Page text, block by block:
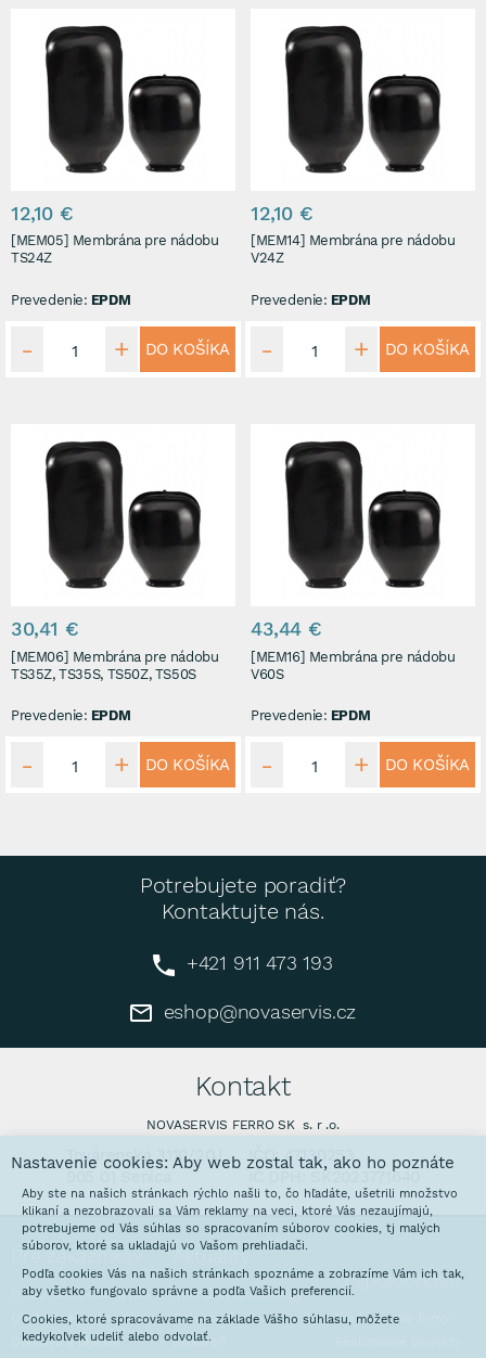
12,10 €
[MEM05] Membrána pre nádobu
TS24Z
Prevedenie: EPDM
DO KOŠÍKA
12,10 €
[MEM14] Membrána pre nádobu
V24Z
Prevedenie: EPDM
DO KOŠÍKA
30,41 €
[MEM06] Membrána pre nádobu
TS35Z, TS35S, TS50Z, TS50S
Prevedenie: EPDM
DO KOŠÍKA
43,44 €
[MEM16] Membrána pre nádobu
V60S
Prevedenie: EPDM
DO KOŠÍKA
Potrebujete poradiť?
Kontaktujte nás.
+421 911 473 193
eshop@novaservis.cz
Kontakt
NOVASERVIS FERRO SK s. r .o.
Továrenská 3110/20J
IČO: 47130253
IČ DPH: SK2023771640
Pre zákazníkov
Prečo nakupovať u nás
Obchodné podmienky
Doprava a platba
Aktuality
Interaktívne katalógy
Galvanovňa
Stoláreň
O spoločnosti
Predstavenie firmy
Nastavenie cookies: Aby web zostal tak, ako ho poznáte
Aby ste na našich stránkach rýchlo našli to, čo hľadáte, ušetrili množstvo
klikaní a nezobrazovali sa Vám reklamy na veci, ktoré Vás nezaujímajú,
potrebujeme od Vás súhlas so spracovaním súborov cookies, tj malých
súborov, ktoré sa ukladajú vo Vašom prehliadači.
Podľa cookies Vás na našich stránkach spoznáme a zobrazíme Vám ich tak,
aby všetko fungovalo správne a podľa Vašich preferencií.
Cookies, ktoré spracovávame na základe Vášho súhlasu, môžete
kedykoľvek udeliť alebo odvolať.